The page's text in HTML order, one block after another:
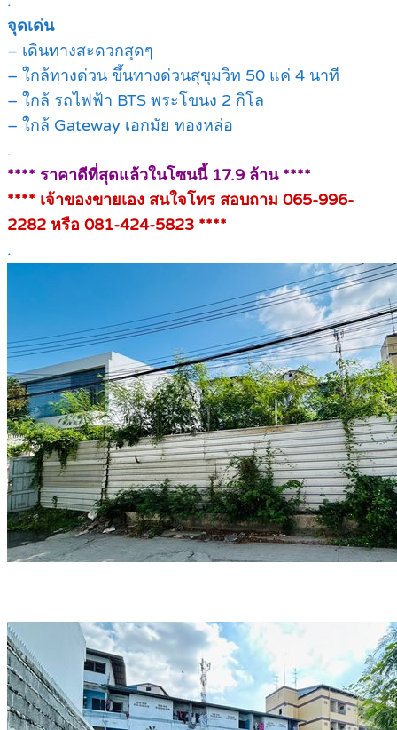
จุดเด่น
– เดินทางสะดวกสุดๆ
– ใกล้ทางด่วน ขึ้นทางด่วนสุขุมวิท 50 แค่ 4 นาที
– ใกล้ รถไฟฟ้า BTS พระโขนง 2 กิโล
– ใกล้ Gateway เอกมัย ทองหล่อ
.
**** ราคาดีที่สุดแล้วในโซนนี้ 17.9 ล้าน ****
**** เจ้าของขายเอง สนใจโทร สอบถาม 065-996-
2282 หรือ 081-424-5823 ****
.